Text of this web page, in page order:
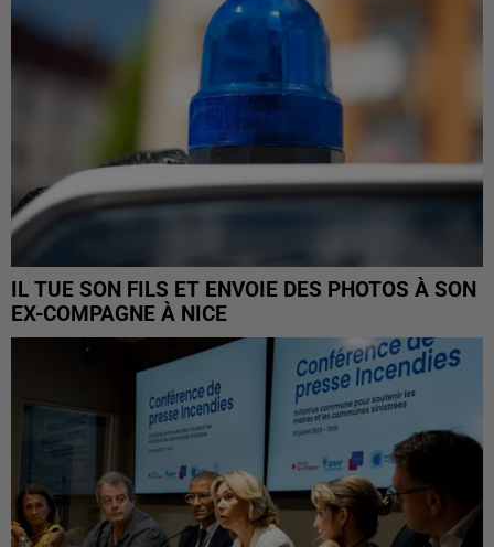
IL TUE SON FILS ET ENVOIE DES PHOTOS À SON
EX-COMPAGNE À NICE